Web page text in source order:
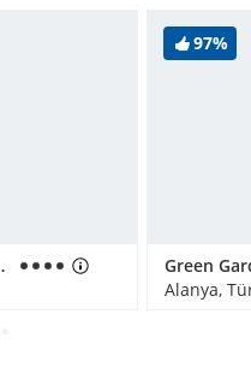
Beach
97%
Alanya,